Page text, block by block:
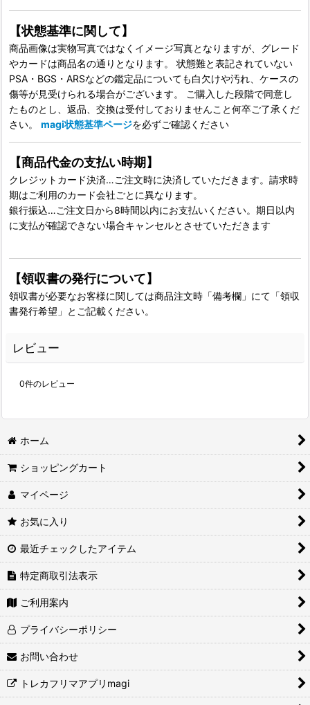
【状態基準に関して】
商品画像は実物写真ではなくイメージ写真となりますが、グレード
やカードは商品名の通りとなります。 状態難と表記されていない
PSA・BGS・ARSなどの鑑定品についても白欠けや汚れ、ケースの
傷等が見受けられる場合がございます。 ご購入した段階で同意し
たものとし、返品、交換は受付しておりませんこと何卒ご了承くだ
さい。 magi状態基準ページを必ずご確認ください
【商品代金の支払い時期】
クレジットカード決済…ご注文時に決済していただきます。請求時
期はご利用のカード会社ごとに異なります。
銀行振込…ご注文日から8時間以内にお支払いください。期日以内
に支払が確認できない場合キャンセルとさせていただきます
【領収書の発行について】
領収書が必要なお客様に関しては商品注文時「備考欄」にて「領収
書発行希望」とご記載ください。
レビュー
0件のレビュー
ホーム
ショッピングカート
マイページ
お気に入り
最近チェックしたアイテム
特定商取引法表示
ご利用案内
プライバシーポリシー
お問い合わせ
トレカフリマアプリmagi